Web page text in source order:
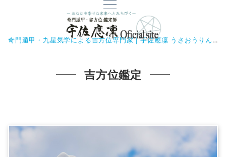
奇門遁甲・九星気学による吉方位専門家｜宇佐應凜 うさおうりん
吉方位鑑定